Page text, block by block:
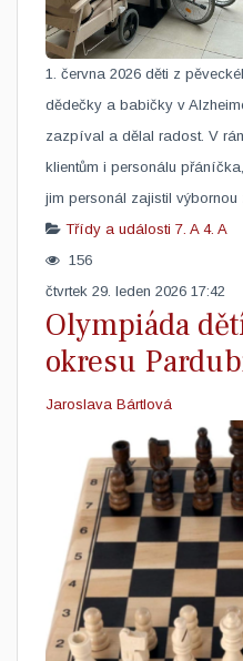
1. června 2026 děti z
dědečky a babičky v
zazpíval a dělal radost. V
klientům i personálu
jim personál zajistil výbornou
Třídy a události 7. A 4. A
156
čtvrtek 29. leden 2026 17:42
Olympiáda
okresu
Jaroslava Bártlová